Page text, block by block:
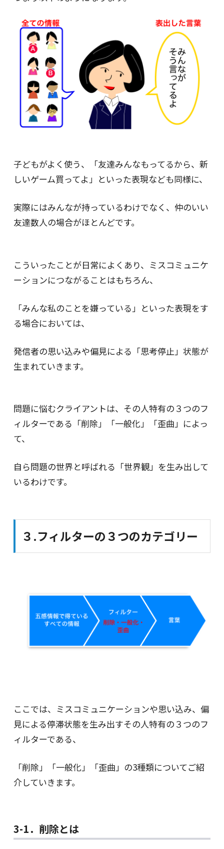
子どもがよく使う、「友達みんなもってるから、新
しいゲーム買ってよ」といった表現なども同様に、
実際にはみんなが持っているわけでなく、仲のいい
友達数人の場合がほとんどです。
こういったことが日常によくあり、ミスコミュニケ
ーションにつながることはもちろん、
「みんな私のことを嫌っている」といった表現をす
る場合においては、
発信者の思い込みや偏見による「思考停止」状態が
生まれていきます。
問題に悩むクライアントは、その人特有の３つのフ
ィルターである「削除」「一般化」「歪曲」によっ
て、
自ら問題の世界と呼ばれる「世界観」を生み出して
いるわけです。
３.フィルターの３つのカテゴリー
ここでは、ミスコミュニケーションや思い込み、偏
見による停滞状態を生み出すその人特有の３つのフ
ィルターである、
「削除」「一般化」「歪曲」の3種類についてご紹
介していきます。
3-1．削除とは